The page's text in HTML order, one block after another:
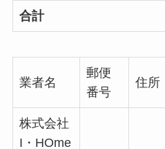
合計
業者名
郵便
番号
住所
株式会社
I・HOme